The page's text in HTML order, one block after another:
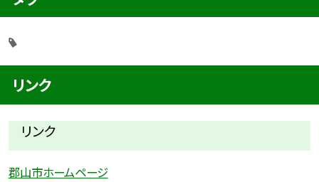
リンク
リンク
郡山市ホームページ